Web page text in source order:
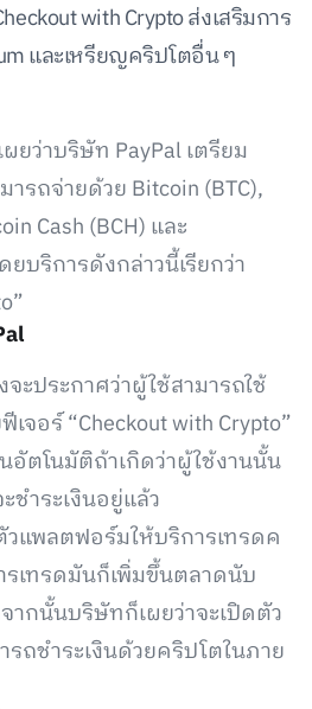
with Crypto ส่งเสริมการ
และเหรียญคริปโตอื่น ๆ
ผยว่าบริษัท PayPal เตรียม
รถจ่ายด้วย Bitcoin (BTC),
Cash (BCH) และ
ยบริการดังกล่าวนี้เรียกว่า
จะประกาศว่าผู้ใช้สามารถใช้
จอร์ “Checkout with Crypto”
อัตโนมัติถ้าเกิดว่าผู้ใช้งานนั้น
ำระเงินอยู่แล้ว
วแพลตฟอร์มให้บริการเทรดค
รเทรดมันก็เพิ่มขึ้นตลาดนับ
กนั้นบริษัทก็เผยว่าจะเปิดตัว
ถชำระเงินด้วยคริปโตในภาย